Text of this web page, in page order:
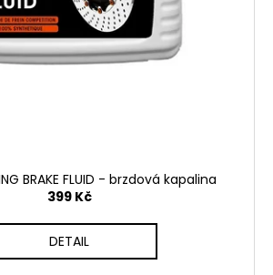
BRAKE FLUID - brzdová kapalina
399 Kč
DETAIL